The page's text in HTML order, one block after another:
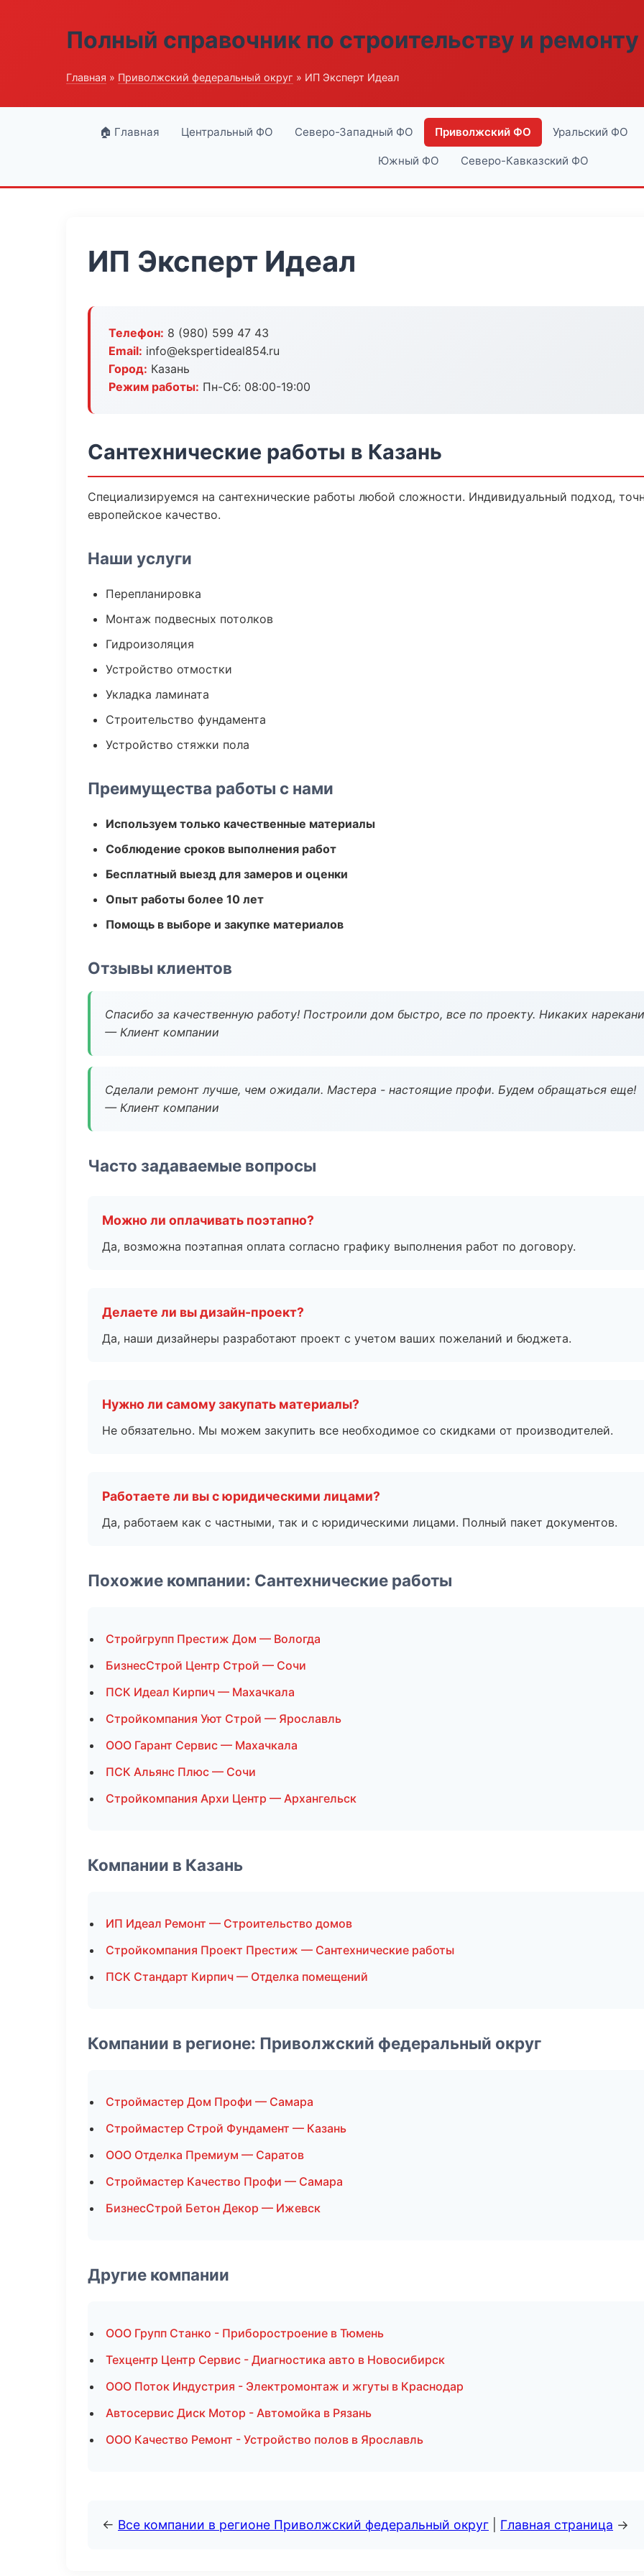
Полный справочник по строительству и ремонту
Главная » Приволжский федеральный округ » ИП Эксперт Идеал
🏠 Главная Центральный ФО Северо-Западный ФО Приволжский ФО Уральский ФО
Южный ФО Северо-Кавказский ФО
ИП Эксперт Идеал
Телефон: 8 (980) 599 47 43
Email: info@ekspertideal854.ru
Город: Казань
Режим работы: Пн-Сб: 08:00-19:00
Сантехнические работы в Казань
Специализируемся на сантехнические работы любой сложности. Индивидуальный подход,
европейское качество.
Наши услуги
Перепланировка
Монтаж подвесных потолков
Гидроизоляция
Устройство отмостки
Укладка ламината
Строительство фундамента
Устройство стяжки пола
Преимущества работы с нами
Используем только качественные материалы
Соблюдение сроков выполнения работ
Бесплатный выезд для замеров и оценки
Опыт работы более 10 лет
Помощь в выборе и закупке материалов
Отзывы клиентов
Спасибо за качественную работу! Построили дом быстро, все по проекту. Никаких
— Клиент компании
Сделали ремонт лучше, чем ожидали. Мастера - настоящие профи. Будем обращаться еще!
— Клиент компании
Часто задаваемые вопросы
Можно ли оплачивать поэтапно?
Да, возможна поэтапная оплата согласно графику выполнения работ по договору.
Делаете ли вы дизайн-проект?
Да, наши дизайнеры разработают проект с учетом ваших пожеланий и бюджета.
Нужно ли самому закупать материалы?
Не обязательно. Мы можем закупить все необходимое со скидками от производителей.
Работаете ли вы с юридическими лицами?
Да, работаем как с частными, так и с юридическими лицами. Полный пакет документов.
Похожие компании: Сантехнические работы
Стройгрупп Престиж Дом — Вологда
БизнесСтрой Центр Строй — Сочи
ПСК Идеал Кирпич — Махачкала
Стройкомпания Уют Строй — Ярославль
ООО Гарант Сервис — Махачкала
ПСК Альянс Плюс — Сочи
Стройкомпания Архи Центр — Архангельск
Компании в Казань
ИП Идеал Ремонт — Строительство домов
Стройкомпания Проект Престиж — Сантехнические работы
ПСК Стандарт Кирпич — Отделка помещений
Компании в регионе: Приволжский федеральный округ
Строймастер Дом Профи — Самара
Строймастер Строй Фундамент — Казань
ООО Отделка Премиум — Саратов
Строймастер Качество Профи — Самара
БизнесСтрой Бетон Декор — Ижевск
Другие компании
ООО Групп Станко - Приборостроение в Тюмень
Техцентр Центр Сервис - Диагностика авто в Новосибирск
ООО Поток Индустрия - Электромонтаж и жгуты в Краснодар
Автосервис Диск Мотор - Автомойка в Рязань
ООО Качество Ремонт - Устройство полов в Ярославль
← Все компании в регионе Приволжский федеральный округ Главная страница →